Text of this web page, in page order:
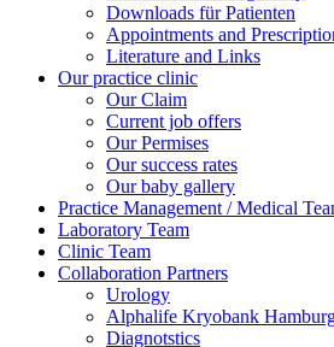
Downloads für Patienten
Appointments and
Literature and Links
Our practice clinic
Our Claim
Current job offers
Our Permises
Our success rates
Our baby gallery
Practice Management / Medical
Laboratory Team
Clinic Team
Collaboration Partners
Urology
Alphalife Kryobank
Diagnotstics